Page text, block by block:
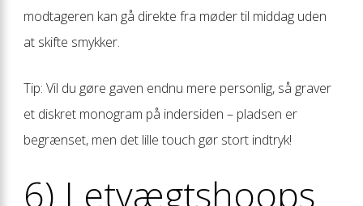
modtageren kan gå direkte fra møder til middag uden
at skifte smykker.
Tip: Vil du gøre gaven endnu mere personlig, så graver
et diskret monogram på indersiden – pladsen er
begrænset, men det lille touch gør stort indtryk!
6) Letvægtshoops